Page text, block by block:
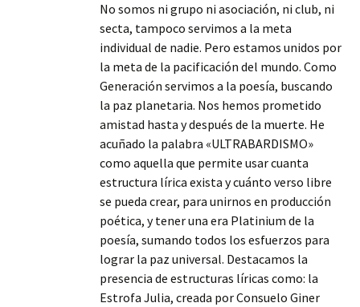
No somos ni grupo ni asociación, ni club, ni
secta, tampoco servimos a la meta
individual de nadie. Pero estamos unidos por
la meta de la pacificación del mundo. Como
Generación servimos a la poesía, buscando
la paz planetaria. Nos hemos prometido
amistad hasta y después de la muerte. He
acuñado la palabra «ULTRABARDISMO»
como aquella que permite usar cuanta
estructura lírica exista y cuánto verso libre
se pueda crear, para unirnos en producción
poética, y tener una era Platinium de la
poesía, sumando todos los esfuerzos para
lograr la paz universal. Destacamos la
presencia de estructuras líricas como: la
Estrofa Julia, creada por Consuelo Giner